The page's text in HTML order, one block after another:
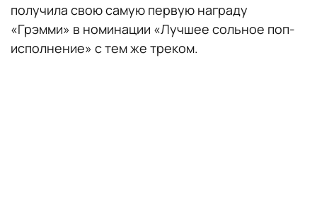
получила свою самую первую награду
«Грэмми» в номинации «Лучшее сольное поп-
исполнение» с тем же треком.